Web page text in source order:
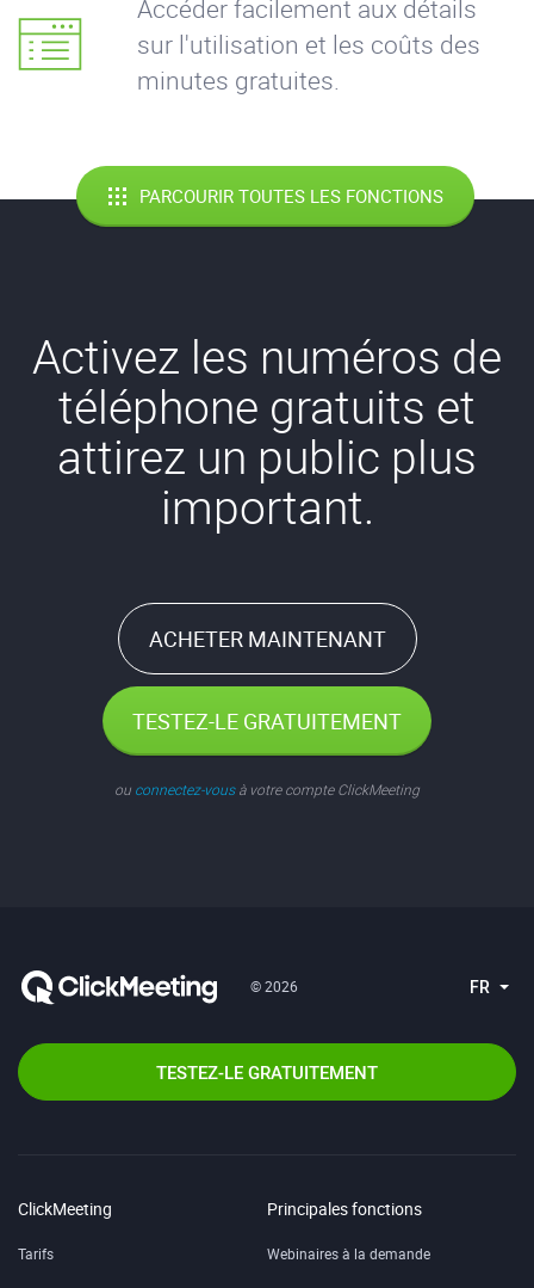
Accéder facilement aux détails
sur l'utilisation et les coûts des
minutes gratuites.
PARCOURIR TOUTES LES FONCTIONS
Activez les numéros de
téléphone gratuits et
attirez un public plus
important.
ACHETER MAINTENANT
TESTEZ-LE GRATUITEMENT
ou connectez-vousà votre compte ClickMeeting
© 2026 FR
TESTEZ-LE GRATUITEMENT
ClickMeeting
Tarifs
Principales fonctions
Webinaires à la demande